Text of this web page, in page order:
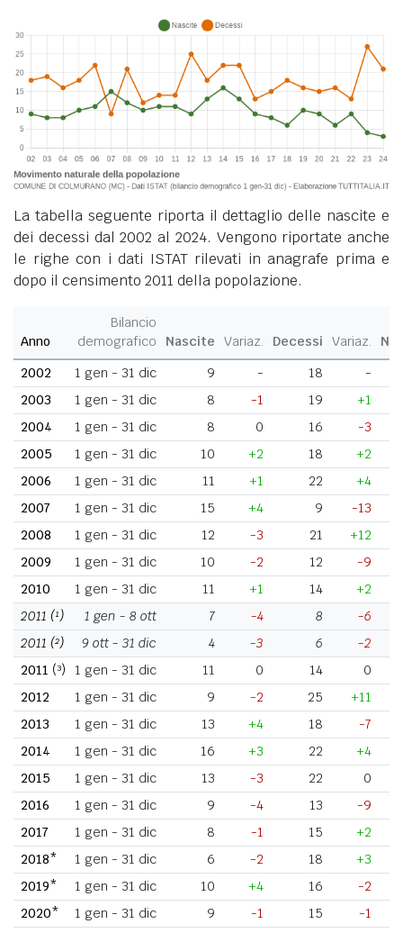
La tabella seguente riporta il dettaglio delle nascite e
dei decessi dal 2002 al 2024. Vengono riportate anche
le righe con i dati ISTAT rilevati in anagrafe prima e
dopo il censimento 2011 della popolazione.
Anno
Bilancio
demografico
Nascite Variaz. Decessi Variaz.
2002
1 gen - 31 dic 9 - 18
-
2003
1 gen - 31 dic 8 -1 19
+1
2004
1 gen - 31 dic 8 0 16
-3
2005
1 gen - 31 dic 10 +2 18
+2
2006
1 gen - 31 dic 11 +1 22
+4
2007
1 gen - 31 dic 15 +4 9
-13
2008
1 gen - 31 dic 12 -3 21
+12
2009
1 gen - 31 dic 10 -2 12
-9
2010
1 gen - 31 dic 11 +1 14
+2
2011 (¹) 1 gen - 8 ott 7 -4 8
-6
2011 (²) 9 ott - 31 dic 4 -3 6
-2
2011 (³) 1 gen - 31 dic 11 0 14
0
2012
1 gen - 31 dic 9 -2 25
+11
2013
1 gen - 31 dic 13 +4 18
-7
2014
1 gen - 31 dic 16 +3 22
+4
2015
1 gen - 31 dic 13 -3 22
0
2016
1 gen - 31 dic 9 -4 13
-9
2017
1 gen - 31 dic 8 -1 15
+2
2018*
1 gen - 31 dic 6 -2 18
+3
2019*
1 gen - 31 dic 10 +4 16
-2
2020*
1 gen - 31 dic 9 -1 15
-1